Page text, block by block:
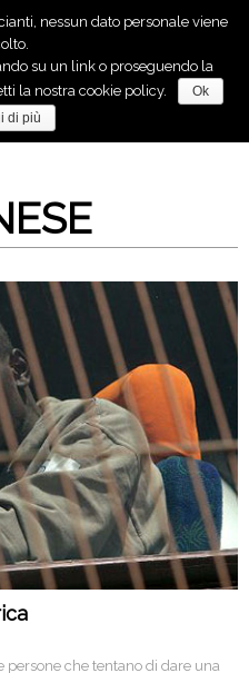
per la pace!
che tentano di dare una
nessun dato personale viene
su un link o proseguendo la
la nostra cookie policy.
Ok
di più